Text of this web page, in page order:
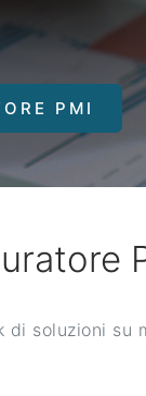
PMI
soluzioni su